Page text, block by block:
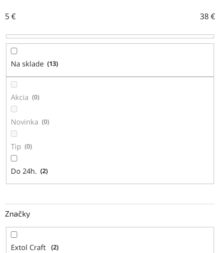
e
r
o
k
5€ 38€
Na sklade 13
Akcia 0
Novinka 0
Tip 0
Do 24h. 2
Značky
Extol Craft 2